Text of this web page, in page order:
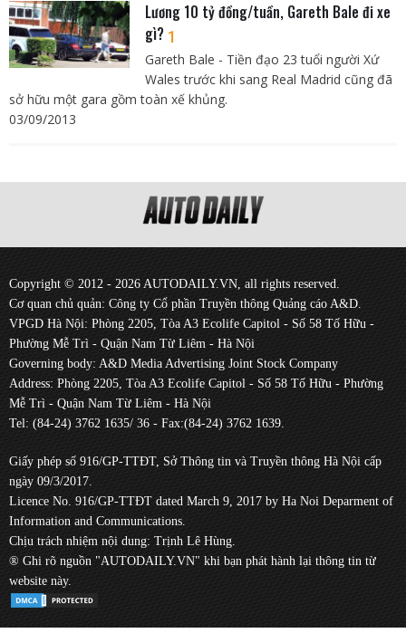
Lương 10 tỷ đồng/tuần, Gareth Bale đi xe
gì? 1
Gareth Bale - Tiền đạo 23 tuổi người Xứ
Wales trước khi sang Real Madrid cũng đã
sở hữu một gara gồm toàn xế khủng.
03/09/2013
Copyright © 2012 - 2026 AUTODAILY.VN, all rights reserved.
Cơ quan chủ quản: Công ty Cổ phần Truyền thông Quảng cáo A&D.
VPGD Hà Nội: Phòng 2205, Tòa A3 Ecolife Capitol - Số 58 Tố Hữu -
Phường Mễ Trì - Quận Nam Từ Liêm - Hà Nội
Governing body: A&D Media Advertising Joint Stock Company
Address: Phòng 2205, Tòa A3 Ecolife Capitol - Số 58 Tố Hữu - Phường
Mễ Trì - Quận Nam Từ Liêm - Hà Nội
Tel: (84-24) 3762 1635/ 36 - Fax:(84-24) 3762 1639.
Giấy phép số 916/GP-TTĐT, Sở Thông tin và Truyền thông Hà Nội cấp
ngày 09/3/2017.
Licence No. 916/GP-TTĐT dated March 9, 2017 by Ha Noi Deparment of
Information and Communications.
Chịu trách nhiệm nội dung: Trịnh Lê Hùng.
® Ghi rõ nguồn "AUTODAILY.VN" khi bạn phát hành lại thông tin từ
website này.